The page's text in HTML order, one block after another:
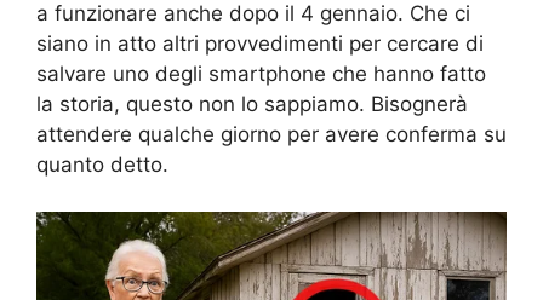
a funzionare anche dopo il 4 gennaio. Che ci
siano in atto altri provvedimenti per cercare di
salvare uno degli smartphone che hanno fatto
la storia, questo non lo sappiamo. Bisognerà
attendere qualche giorno per avere conferma su
quanto detto.